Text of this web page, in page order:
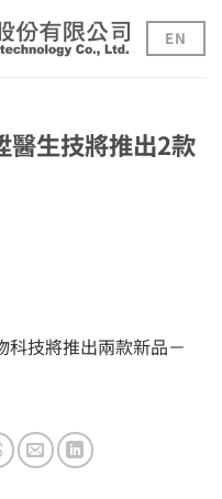
EN
醫生技將推出2款